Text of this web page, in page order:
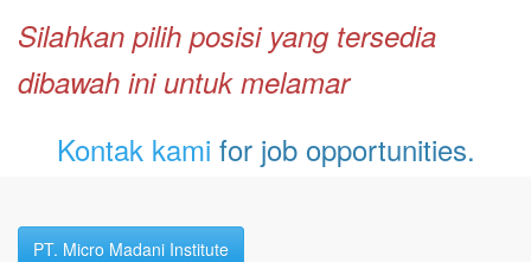
Silahkan pilih posisi yang tersedia
dibawah ini untuk melamar
Kontak kami for job opportunities.
PT. Micro Madani Institute